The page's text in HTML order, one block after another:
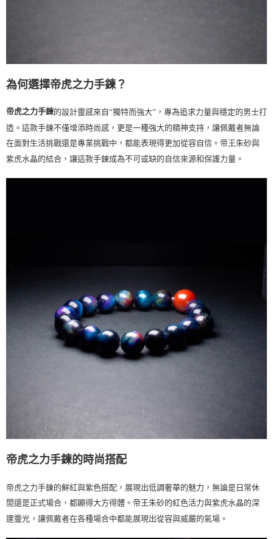
為何選擇帝虎之力手鍊？
帝虎之力手鍊的設計靈感來自“獨特而強大” ，專為追求力量與穩定的男士打
造。這款手鍊不僅增添時尚感，更是一種強大的精神支持，讓佩戴者無論
在面對生活挑戰還是專業挑戰中，都能表現得更加從容自信。帝王朱砂與
紫虎水晶的結合，讓這款手鍊成為不可或缺的自信來源和保護力量。
帝虎之力手鍊的時尚搭配
帝虎之力手鍊的鮮紅與紫色搭配，展現出低調奢華的魅力，無論是日常休
閒還是正式場合，都顯得大方得體。帝王朱砂的紅色活力與紫虎水晶的深
邃靈光，讓佩戴者在各種場合中都能展現出從容與威嚴的氣場。